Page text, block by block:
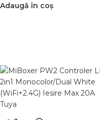
Adaugă în coș